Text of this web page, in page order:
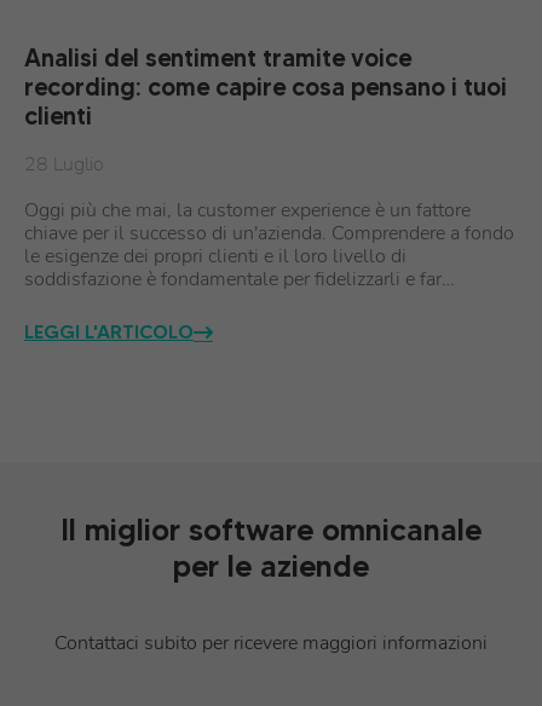
Analisi del sentiment tramite voice
recording: come capire cosa pensano i tuoi
clienti
28 Luglio
Oggi più che mai, la customer experience è un fattore
chiave per il successo di un'azienda. Comprendere a fondo
le esigenze dei propri clienti e il loro livello di
soddisfazione è fondamentale per fidelizzarli e far…
LEGGI L'ARTICOLO
Il miglior software omnicanale
per le aziende
Contattaci subito per ricevere maggiori informazioni